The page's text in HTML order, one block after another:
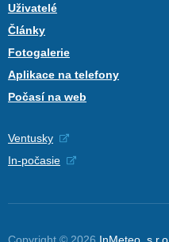
Uživatelé
Články
Fotogalerie
Aplikace na telefony
Počasí na web
Ventusky
In-počasie
Copyright © 2026 InMeteo, s.r.o.